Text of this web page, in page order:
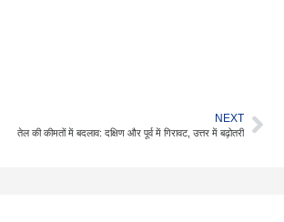
NEXT
तेल की कीमतों में बदलाव: दक्षिण और पूर्व में गिरावट, उत्तर में बढ़ोतरी